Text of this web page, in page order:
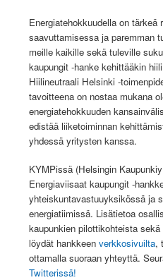
Energiatehokkuudella on tärkeä
saavuttamisessa ja paremman
meille kaikille sekä tuleville
kaupungit -hanke kehittääkin
Hiilineutraali Helsinki -
tavoitteena on nostaa mukana
energiatehokkuuden
edistää liiketoiminnan
yhdessä yritysten kanssa.
KYMPissä (Helsingin
Energiaviisaat kaupungit -
yhteiskuntavastuuyksikössä ja
energiatiimissä. Lisätietoa
kaupunkien pilottikohteista
löydät hankkeen verkkosivuilta,
ottamalla suoraan yhteyttä.
Twitterissä!